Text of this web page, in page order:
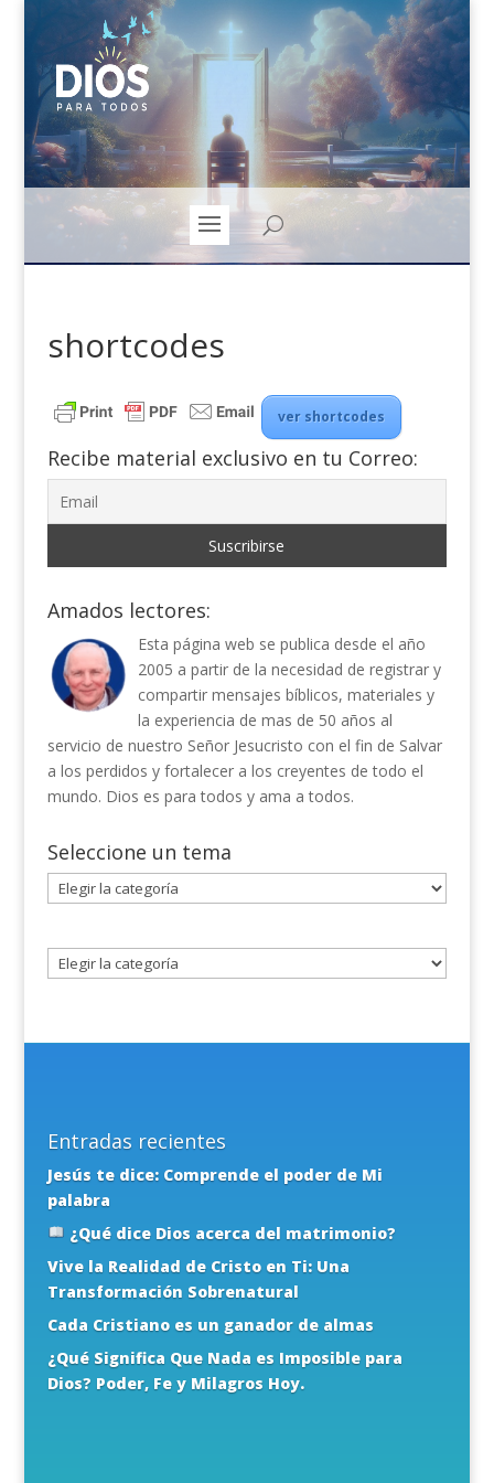
shortcodes
ver shortcodes
Recibe material exclusivo en tu Correo:
Amados lectores:
Esta página web se publica desde el año
2005 a partir de la necesidad de registrar y
compartir mensajes bíblicos, materiales y
la experiencia de mas de 50 años al
servicio de nuestro Señor Jesucristo con el fin de Salvar
a los perdidos y fortalecer a los creyentes de todo el
mundo. Dios es para todos y ama a todos.
Seleccione un tema
Seleccione
un
Entradas recientes
Jesús te dice: Comprende el poder de Mi
palabra
¿Qué dice Dios acerca del matrimonio?
Vive la Realidad de Cristo en Ti: Una
Transformación Sobrenatural
Cada Cristiano es un ganador de almas
¿Qué Significa Que Nada es Imposible para
Dios? Poder, Fe y Milagros Hoy.